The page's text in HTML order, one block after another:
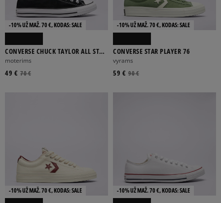
-10% UŽ MAŽ. 70 €, KODAS: SALE
CONVERSE CHUCK TAYLOR ALL STAR
OX
moterims
70 €
49 €
-10% UŽ MAŽ. 70 €, KODAS: SALE
CONVERSE STAR PLAYER 76
vyrams
90 €
59 €
-10% UŽ MAŽ. 70 €, KODAS: SALE -10% UŽ MAŽ. 70 €, KODAS: SALE